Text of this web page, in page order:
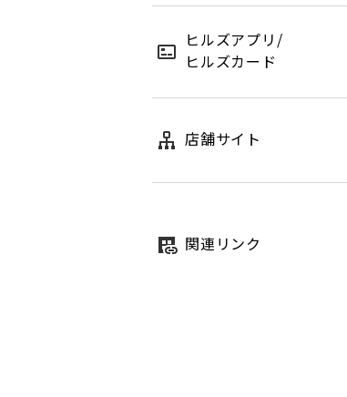
ヒルズアプリ/
ヒルズカード
店舗サイト
関連リンク